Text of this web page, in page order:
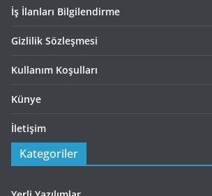
İş İlanları Bilgilendirme
Gizlilik Sözleşmesi
Kullanım Koşulları
Künye
İletişim
Kategoriler